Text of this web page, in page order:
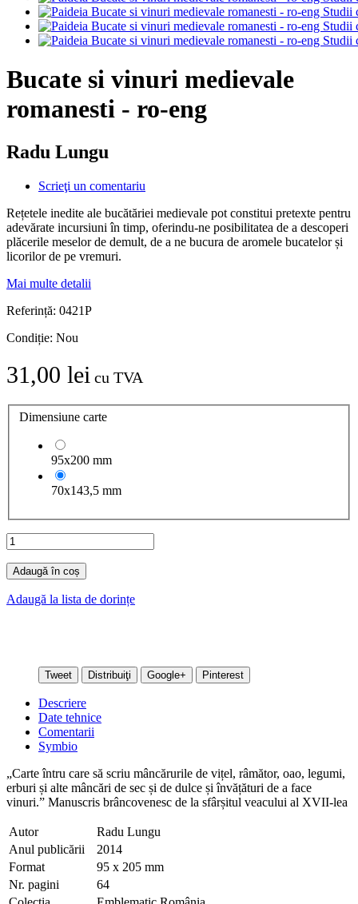
Bucate si vinuri medievale
romanesti - ro-eng
Radu Lungu
Scrieţi un comentariu
Rețetele inedite ale bucătăriei medievale pot constitui pretexte pentru
adevărate incursiuni în timp, oferindu-ne posibilitatea de a descoperi
plăcerile meselor de demult, de a ne bucura de aromele bucatelor și
licorilor de pe vremuri.
Mai multe detalii
Referință: 0421P
Condiție: Nou
31,00 lei cu TVA
Dimensiune carte
95x200 mm
70x143,5 mm
Adaugă în coș
Adaugă la lista de dorințe
Tweet Distribuiţi Google+ Pinterest
Descriere
Date tehnice
Comentarii
Symbio
„Carte întru care să scriu mâncărurile de vițel, râmător, oao, legumi,
erburi și alte mâncări de sec și de dulce și învățături de a face
vinuri.” Manuscris brâncovenesc de la sfârșitul veacului al XVII-lea
Autor
Radu Lungu
Anul publicării
2014
Format
95 x 205 mm
Nr. pagini
64